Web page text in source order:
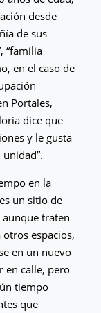
desde
de sus
“familia
en el caso de
Portales,
dice que
y le gusta
en la
un sitio de
traten
espacios,
en un nuevo
en calle, pero
tiempo
que